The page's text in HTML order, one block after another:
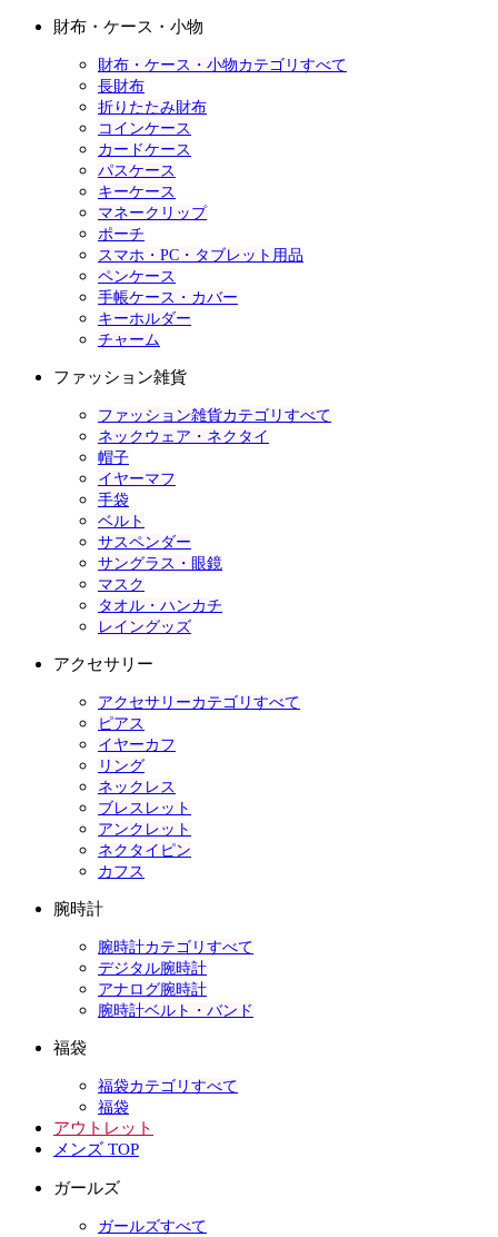
財布・ケース・小物
財布・ケース・小物カテゴリすべて
長財布
折りたたみ財布
コインケース
カードケース
パスケース
キーケース
マネークリップ
ポーチ
スマホ・PC・タブレット用品
ペンケース
手帳ケース・カバー
キーホルダー
チャーム
ファッション雑貨
ファッション雑貨カテゴリすべて
ネックウェア・ネクタイ
帽子
イヤーマフ
手袋
ベルト
サスペンダー
サングラス・眼鏡
マスク
タオル・ハンカチ
レイングッズ
アクセサリー
アクセサリーカテゴリすべて
ピアス
イヤーカフ
リング
ネックレス
ブレスレット
アンクレット
ネクタイピン
カフス
腕時計
腕時計カテゴリすべて
デジタル腕時計
アナログ腕時計
腕時計ベルト・バンド
福袋
福袋カテゴリすべて
福袋
アウトレット
メンズ TOP
ガールズ
ガールズすべて